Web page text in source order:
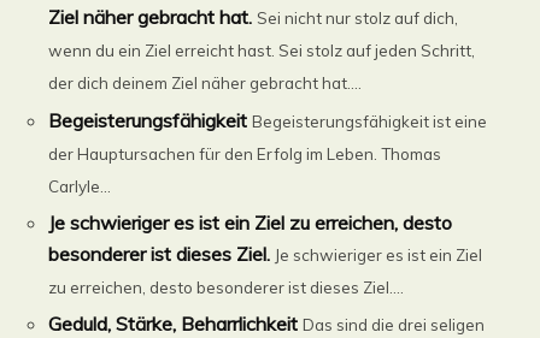
Ziel näher gebracht hat. Sei nicht nur stolz auf dich,
wenn du ein Ziel erreicht hast. Sei stolz auf jeden Schritt,
der dich deinem Ziel näher gebracht hat....
Begeisterungsfähigkeit Begeisterungsfähigkeit ist eine
der Hauptursachen für den Erfolg im Leben. Thomas
Carlyle...
Je schwieriger es ist ein Ziel zu erreichen, desto
besonderer ist dieses Ziel. Je schwieriger es ist ein Ziel
zu erreichen, desto besonderer ist dieses Ziel....
Geduld, Stärke, Beharrlichkeit Das sind die drei seligen